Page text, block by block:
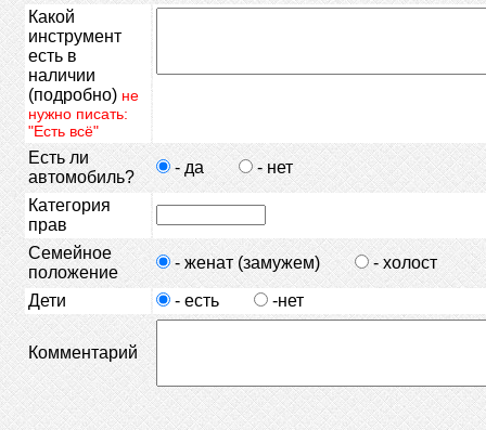
Какой
инструмент
есть в
наличии
(подробно) не
нужно писать:
"Есть всё"
Есть ли
автомобиль?
- да - нет
Категория
прав
Семейное
положение
- женат (замужем) - холост
Дети - есть -нет
Комментарий